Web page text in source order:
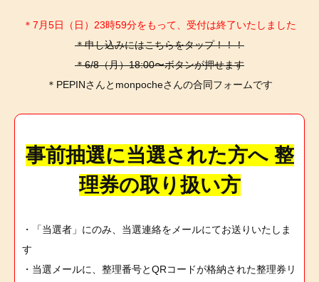
＊7月5日（日）23時59分をもって、受付は終了いたしました
＊申し込みにはこちらをタップ！！！
＊6/8（月）18:00〜ボタンが押せます
＊PEPINさんとmonpocheさんの合同フォームです
事前抽選に当選された方へ 整
理券の取り扱い方
・「当選者」にのみ、当選連絡をメールにてお送りいたしま
す
・当選メールに、整理番号とQRコードが格納された整理券リ